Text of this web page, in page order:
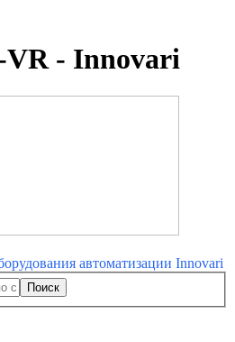
VR - Innovari
Поиск